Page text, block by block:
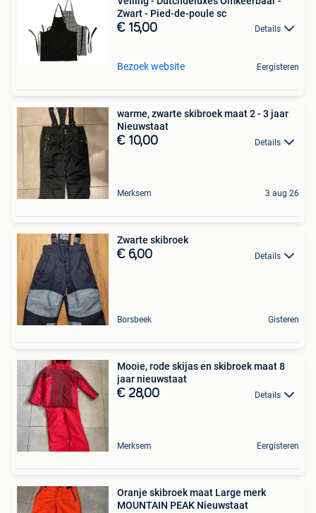
Zwart - Pied-de-poule sc
€ 15,00 Details
Bezoek website Eergisteren
warme, zwarte skibroek maat 2 - 3 jaar
Nieuwstaat
€ 10,00 Details
Merksem 3 aug 26
Zwarte skibroek
€ 6,00 Details
Borsbeek Gisteren
Mooie, rode skijas en skibroek maat 8
jaar nieuwstaat
€ 28,00 Details
Merksem Eergisteren
Oranje skibroek maat Large merk
MOUNTAIN PEAK Nieuwstaat